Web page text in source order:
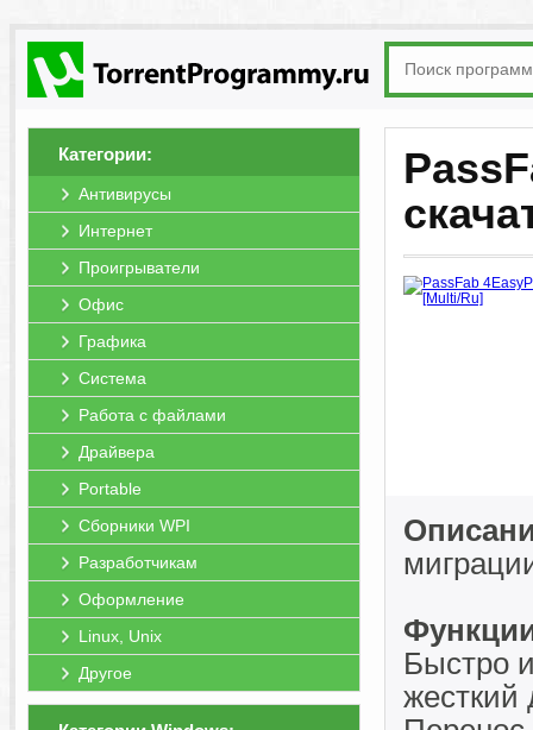
Категории:
Антивирусы
Интернет
Проигрыватели
Офис
Графика
Система
Работа с файлами
Драйвера
Portable
Сборники WPI
Разработчикам
Оформление
Linux, Unix
Другое
Быстро
жесткий